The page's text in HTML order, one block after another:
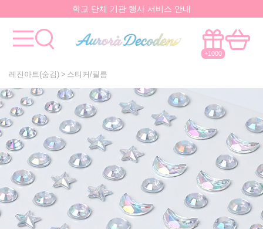
요즘 대박 핫한 아이템은 멀까나?
+1000
레진아트(숨김) 스티커/필름